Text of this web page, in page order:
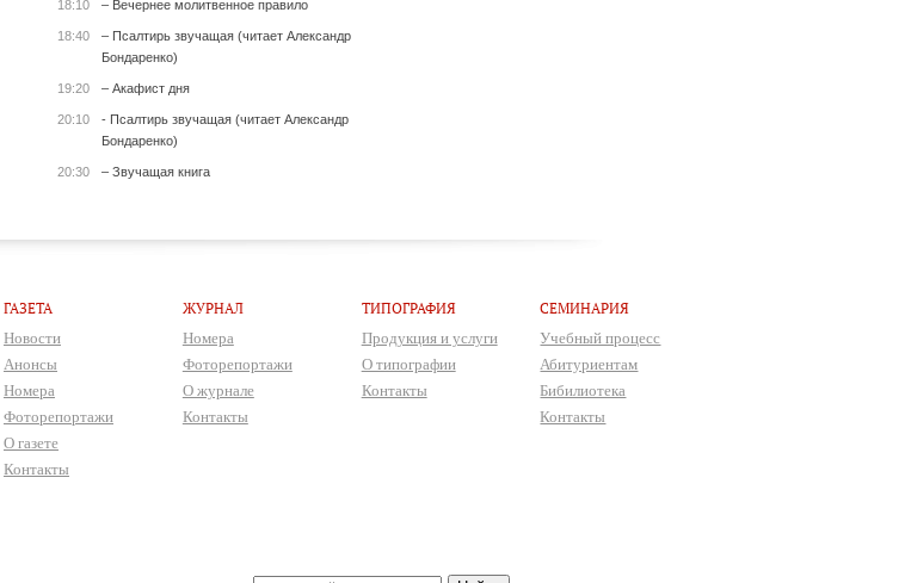
18:10 – Вечернее молитвенное правило
18:40
– Псалтирь звучащая (читает Александр
Бондаренко)
19:20 – Акафист дня
20:10
- Псалтирь звучащая (читает Александр
Бондаренко)
20:30 – Звучащая книга
ГАЗЕТА
Новости
Анонсы
Номера
Фоторепортажи
О газете
Контакты
ЖУРНАЛ
Номера
Фоторепортажи
О журнале
Контакты
ТИПОГРАФИЯ
Продукция и услуги
О типографии
Контакты
СЕМИНАРИЯ
Учебный процесс
Абитуриентам
Бибилиотека
Контакты